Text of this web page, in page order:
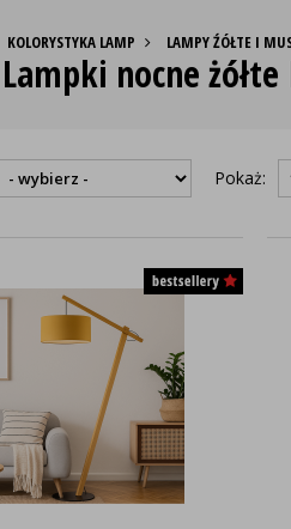
KOLORYSTYKA LAMP LAMPY ŹÓŁTE I
Lampki nocne
Pokaż: